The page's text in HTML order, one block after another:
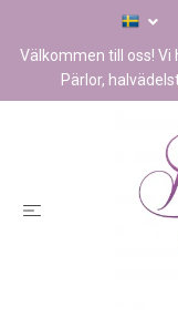
Välkommen till oss!
Pärlor,